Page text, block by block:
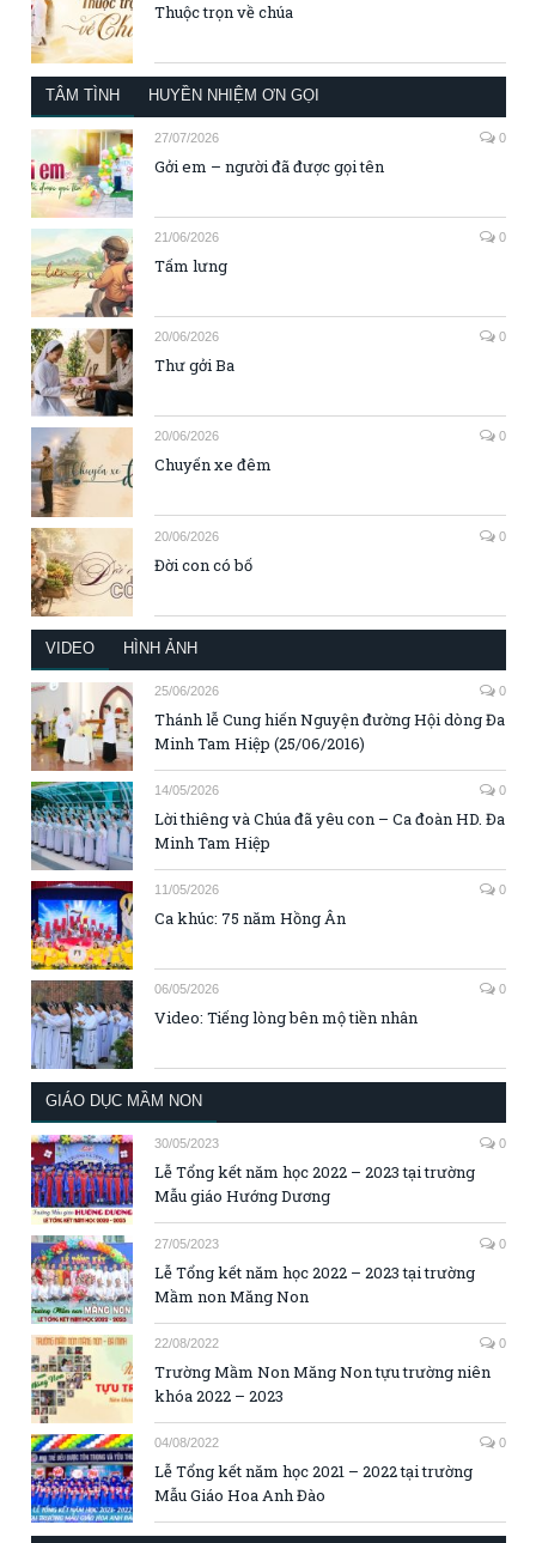
Thuộc trọn về chúa
TÂM TÌNH HUYỀN NHIỆM ƠN GỌI
27/07/2026 0
Gởi em – người đã được gọi tên
21/06/2026 0
Tấm lưng
20/06/2026 0
Thư gởi Ba
20/06/2026 0
Chuyến xe đêm
20/06/2026 0
Đời con có bố
VIDEO HÌNH ẢNH
25/06/2026 0
Thánh lễ Cung hiến Nguyện đường Hội dòng Đa
Minh Tam Hiệp (25/06/2016)
14/05/2026 0
Lời thiêng và Chúa đã yêu con – Ca đoàn HD. Đa
Minh Tam Hiệp
11/05/2026 0
Ca khúc: 75 năm Hồng Ân
06/05/2026 0
Video: Tiếng lòng bên mộ tiền nhân
GIÁO DỤC MẦM NON
30/05/2023 0
Lễ Tổng kết năm học 2022 – 2023 tại trường
Mẫu giáo Hướng Dương
27/05/2023 0
Lễ Tổng kết năm học 2022 – 2023 tại trường
Mầm non Măng Non
22/08/2022 0
Trường Mầm Non Măng Non tựu trường niên
khóa 2022 – 2023
04/08/2022 0
Lễ Tổng kết năm học 2021 – 2022 tại trường
Mẫu Giáo Hoa Anh Đào